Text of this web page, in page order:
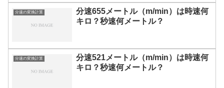
分速の変換計算
分速655メートル（m/min）は時速何
キロ？秒速何メートル？
分速の変換計算
分速521メートル（m/min）は時速何
キロ？秒速何メートル？